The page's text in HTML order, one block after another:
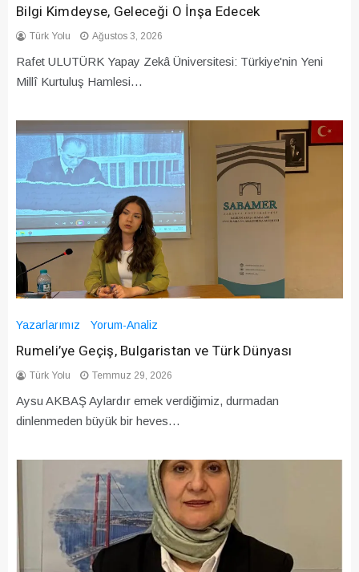
Bilgi Kimdeyse, Geleceği O İnşa Edecek
Türk Yolu Ağustos 3, 2026
Rafet ULUTÜRK Yapay Zekâ Üniversitesi: Türkiye'nin Yeni
Millî Kurtuluş Hamlesi…
Yazarlarımız Yorum-Analiz
Rumeli’ye Geçiş, Bulgaristan ve Türk Dünyası
Türk Yolu Temmuz 29, 2026
Aysu AKBAŞ Aylardır emek verdiğimiz, durmadan
dinlenmeden büyük bir heves…